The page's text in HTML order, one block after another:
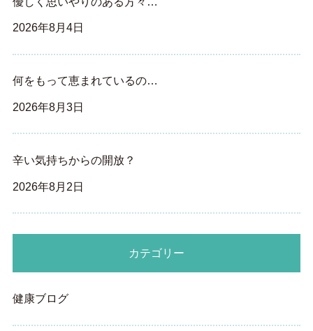
2026年8月4日
何をもって恵まれているの…
2026年8月3日
辛い気持ちからの開放？
2026年8月2日
カテゴリー
健康ブログ